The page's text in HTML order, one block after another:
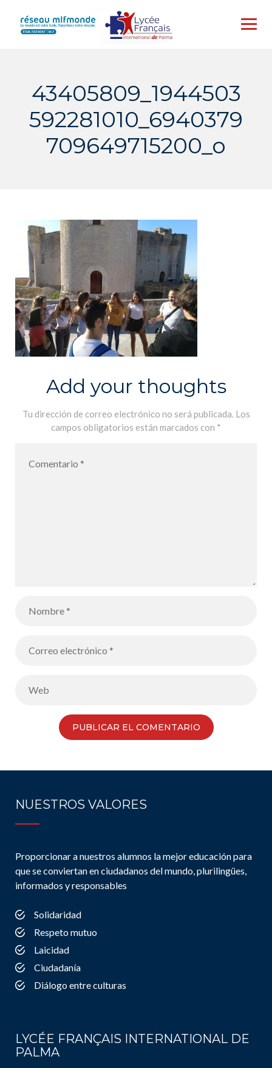
content
43405809_1944503
592281010_6940379
709649715200_o
Add your thoughts
Tu dirección de correo electrónico no será publicada. Los
campos obligatorios están marcados con *
NUESTROS VALORES
Proporcionar a nuestros alumnos la mejor educación para
que se conviertan en ciudadanos del mundo, plurilingües,
informados y responsables
Solidaridad
Respeto mutuo
Laicidad
Ciudadanía
Diálogo entre culturas
LYCÉE FRANÇAIS INTERNATIONAL DE
PALMA